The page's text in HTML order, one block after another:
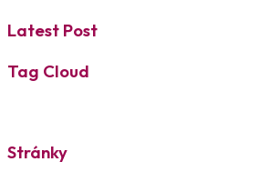
Latest Post
Tag Cloud
Stránky